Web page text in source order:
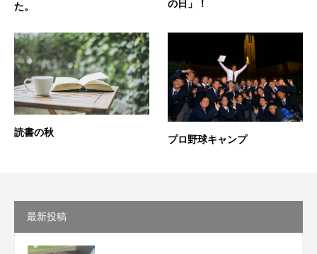
た。
の日」！
読書の秋
プロ野球キャンプ
最新投稿